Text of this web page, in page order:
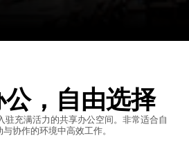
，自由选择
驻充满活力的共享办公空间。非常适合自
协作的环境中高效工作。